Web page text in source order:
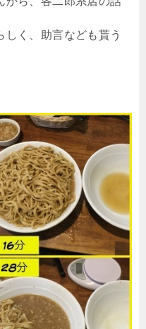
く、助言なども貰う